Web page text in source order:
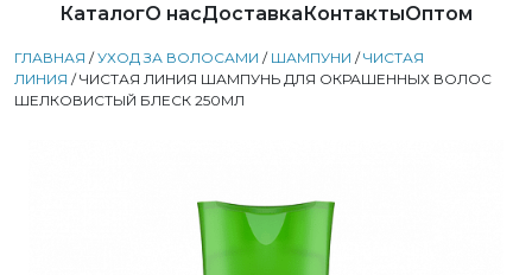
КаталогО насДоставкаКонтактыОптом
ГЛАВНАЯ /УХОД ЗА ВОЛОСАМИ / ШАМПУНИ /ЧИСТАЯ
ЛИНИЯ / ЧИСТАЯ ЛИНИЯ ШАМПУНЬ ДЛЯ ОКРАШЕННЫХ ВОЛОС
ШЕЛКОВИСТЫЙ БЛЕСК 250МЛ